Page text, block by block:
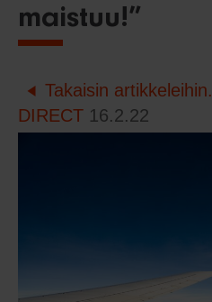
maistuu!”
Takaisin artikkeleihin.
DIRECT 16.2.22